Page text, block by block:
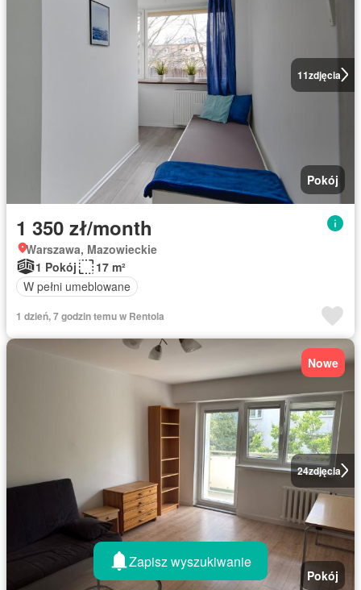
11zdjęcia
Pokój
1 350 zł/month
Warszawa, Mazowieckie
1 Pokój
17 m²
W pełni umeblowane
1 dzień, 7 godzin temu w Rentola
24zdjęcia
Nowe
Pokój
Zapisz wyszukiwanie